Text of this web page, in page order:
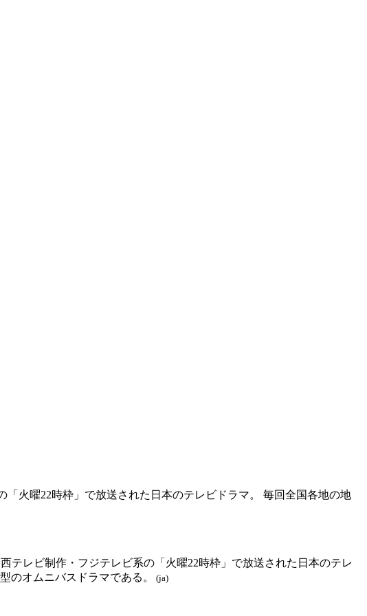
「火曜22時枠」で放送された日本のテレビドラマ。 毎回全国各地の地
テレビ制作・フジテレビ系の「火曜22時枠」で放送された日本のテレ
のオムニバスドラマである。
(ja)